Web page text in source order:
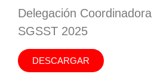
Delegación
SGSST 2025
DESCARGAR